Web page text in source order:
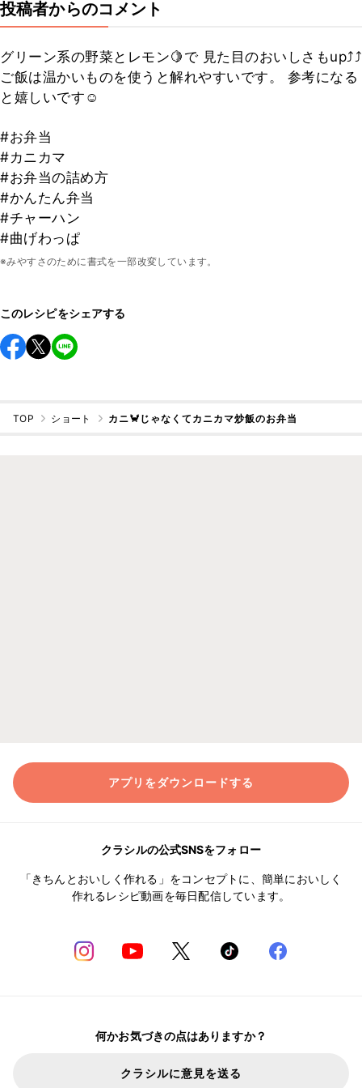
投稿者からのコメント
グリーン系の野菜とレモン🍋で 見た目のおいしさもup⤴︎⤴︎
ご飯は温かいものを使うと解れやすいです。 参考になる
と嬉しいです☺️
#お弁当
#カニカマ
#お弁当の詰め方
#かんたん弁当
#チャーハン
#曲げわっぱ
※みやすさのために書式を一部改変しています。
このレシピをシェアする
TOP ショート カニ🦀じゃなくてカニカマ炒飯のお弁当
アプリをダウンロードする
クラシルの公式SNSをフォロー
「きちんとおいしく作れる」をコンセプトに、簡単においしく
作れるレシピ動画を毎日配信しています。
何かお気づきの点はありますか？
クラシルに意見を送る